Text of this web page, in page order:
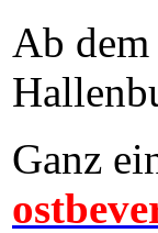
Ab dem
Ganz